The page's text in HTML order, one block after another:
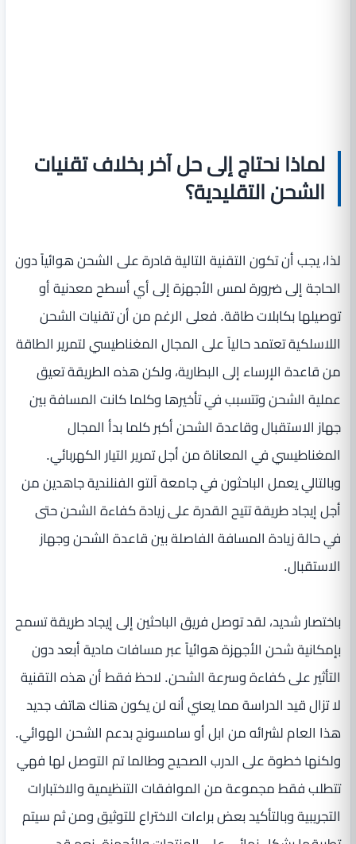
لماذا نحتاج إلى حل آخر بخلاف تقنيات
الشحن التقليدية؟
لذا، يجب أن تكون التقنية التالية قادرة على الشحن هوائياً دون
الحاجة إلى ضرورة لمس الأجهزة إلى أي أسطح معدنية أو
توصيلها بكابلات طاقة. فعلى الرغم من أن تقنيات الشحن
اللاسلكية تعتمد حالياً على المجال المغناطيسي لتمرير الطاقة
من قاعدة الإرساء إلى البطارية، ولكن هذه الطريقة تعيق
عملية الشحن وتتسبب في تأخيرها وكلما كانت المسافة بين
جهاز الاستقبال وقاعدة الشحن أكبر كلما بدأ المجال
المغناطيسي في المعاناة من أجل تمرير التيار الكهربائي.
وبالتالي يعمل الباحثون في جامعة آلتو الفنلندية جاهدين من
أجل إيجاد طريقة تتيح القدرة على زيادة كفاءة الشحن حتى
في حالة زيادة المسافة الفاصلة بين قاعدة الشحن وجهاز
الاستقبال.
باختصار شديد، لقد توصل فريق الباحثين إلى إيجاد طريقة تسمح
بإمكانية شحن الأجهزة هوائياً عبر مسافات مادية أبعد دون
التأثير على كفاءة وسرعة الشحن. لاحظ فقط أن هذه التقنية
لا تزال قيد الدراسة مما يعني أنه لن يكون هناك هاتف جديد
هذا العام لشرائه من ابل أو سامسونج بدعم الشحن الهوائي.
ولكنها خطوة على الدرب الصحيح وطالما تم التوصل لها فهي
تتطلب فقط مجموعة من الموافقات التنظيمية والاختبارات
التجريبية وبالتأكيد بعض براءات الاختراع للتوثيق ومن ثم سيتم